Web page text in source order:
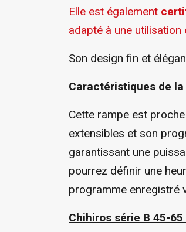
Elle est également
adapté à une utilisation
Son design fin et
Caractéristiques de la
Cette rampe est
extensibles et son
garantissant une
pourrez définir une
programme enregistré
Chihiros série B 45-